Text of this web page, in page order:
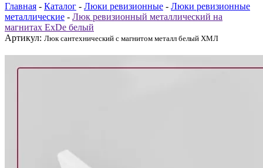
Главная - Каталог - Люки ревизионные - Люки ревизионные
металлические - Люк ревизионный металлический на
магнитах ExDe белый
Артикул: Люк сантехнический с магнитом металл белый ХМЛ